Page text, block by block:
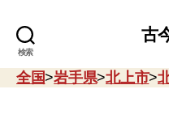
検索
古
全国>岩手県>北上市>